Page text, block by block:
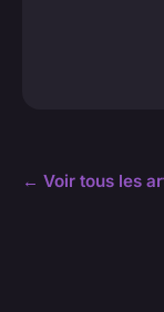
← Voir tous les